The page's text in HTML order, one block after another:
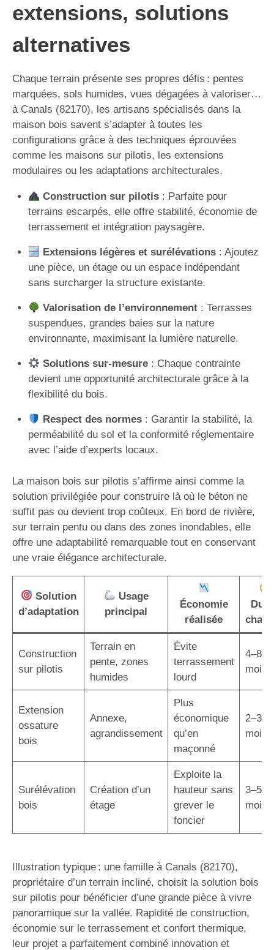
extensions, solutions
alternatives
Chaque terrain présente ses propres défis : pentes
marquées, sols humides, vues dégagées à valoriser…
à Canals (82170), les artisans spécialisés dans la
maison bois savent s’adapter à toutes les
configurations grâce à des techniques éprouvées
comme les maisons sur pilotis, les extensions
modulaires ou les adaptations architecturales.
Construction sur pilotis: Parfaite pour
terrains escarpés, elle offre stabilité, économie de
terrassement et intégration paysagère.
Extensions légères et surélévations: Ajoutez
une pièce, un étage ou un espace indépendant
sans surcharger la structure existante.
Valorisation de l’environnement: Terrasses
suspendues, grandes baies sur la nature
environnante, maximisant la lumière naturelle.
Solutions sur-mesure: Chaque contrainte
devient une opportunité architecturale grâce à la
flexibilité du bois.
Respect des normes: Garantir la stabilité, la
perméabilité du sol et la conformité réglementaire
avec l’aide d’experts locaux.
La maison bois sur pilotis s’affirme ainsi comme la
solution privilégiée pour construire là où le béton ne
suffit pas ou devient trop coûteux. En bord de rivière,
sur terrain pentu ou dans des zones inondables, elle
offre une adaptabilité remarquable tout en conservant
une vraie élégance architecturale.
Solution
d’adaptation
Usage
principal
Économie
réalisée
Construction
sur pilotis
Terrain en
pente, zones
humides
Évite
terrassement
lourd
4–8
mois
Extension
ossature
bois
Annexe,
agrandissement
Plus
économique
qu’en
maçonné
2–3
mois
Surélévation
bois
Création d’un
étage
Exploite la
hauteur sans
grever le
foncier
3–5
mois
Illustration typique : une famille à Canals (82170),
propriétaire d’un terrain incliné, choisit la solution bois
sur pilotis pour bénéficier d’une grande pièce à vivre
panoramique sur la vallée. Rapidité de construction,
économie sur le terrassement et confort thermique,
leur projet a parfaitement combiné innovation et